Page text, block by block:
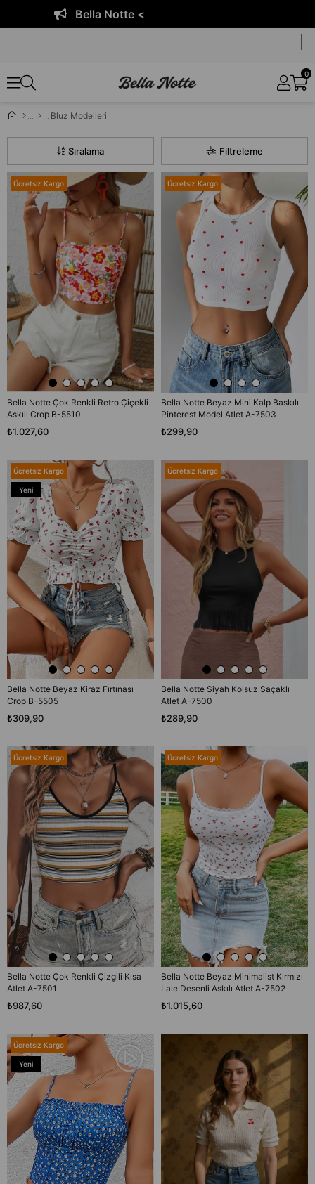
0
Bluz Modelleri
Filtreleme
Sıralama
Bella Notte Çok Renkli Retro Çiçekli
Askılı Crop B-5510
₺1.027,60
Ücretsiz Kargo
Bella Notte Beyaz Mini Kalp Baskılı
Pinterest Model Atlet A-7503
₺299,90
Ücretsiz Kargo
Bella Notte Beyaz Kiraz Fırtınası
Crop B-5505
₺309,90
Ücretsiz Kargo
Yeni
Ürün
Bella Notte Siyah Kolsuz Saçaklı
Atlet A-7500
₺289,90
Ücretsiz Kargo
Bella Notte Çok Renkli Çizgili Kısa
Atlet A-7501
₺987,60
Ücretsiz Kargo
Bella Notte Beyaz Minimalist Kırmızı
Lale Desenli Askılı Atlet A-7502
₺1.015,60
Ücretsiz Kargo
Ücretsiz Kargo
Yeni
Ürün